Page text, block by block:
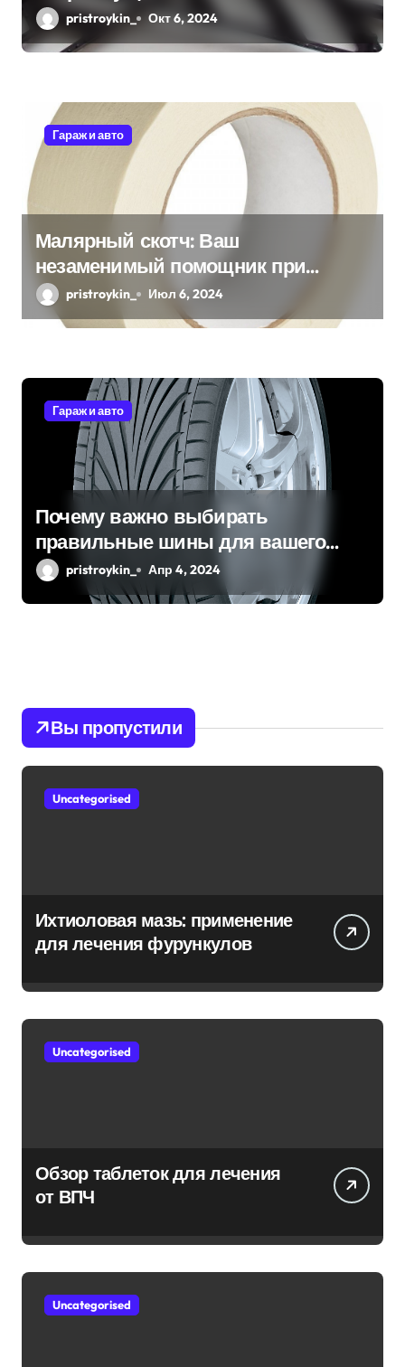
с
pristroykin_ Окт 6, 2024
Гараж и авто
Малярный скотч: Ваш
незаменимый помощник при
ремонтных работах
pristroykin_ Июл 6, 2024
Гараж и авто
Почему важно выбирать
правильные шины для вашего
автомобиля?
pristroykin_ Апр 4, 2024
Вы пропустили
Uncategorised
Ихтиоловая мазь: применение
для лечения фурункулов
Uncategorised
Обзор таблеток для лечения
от ВПЧ
Uncategorised